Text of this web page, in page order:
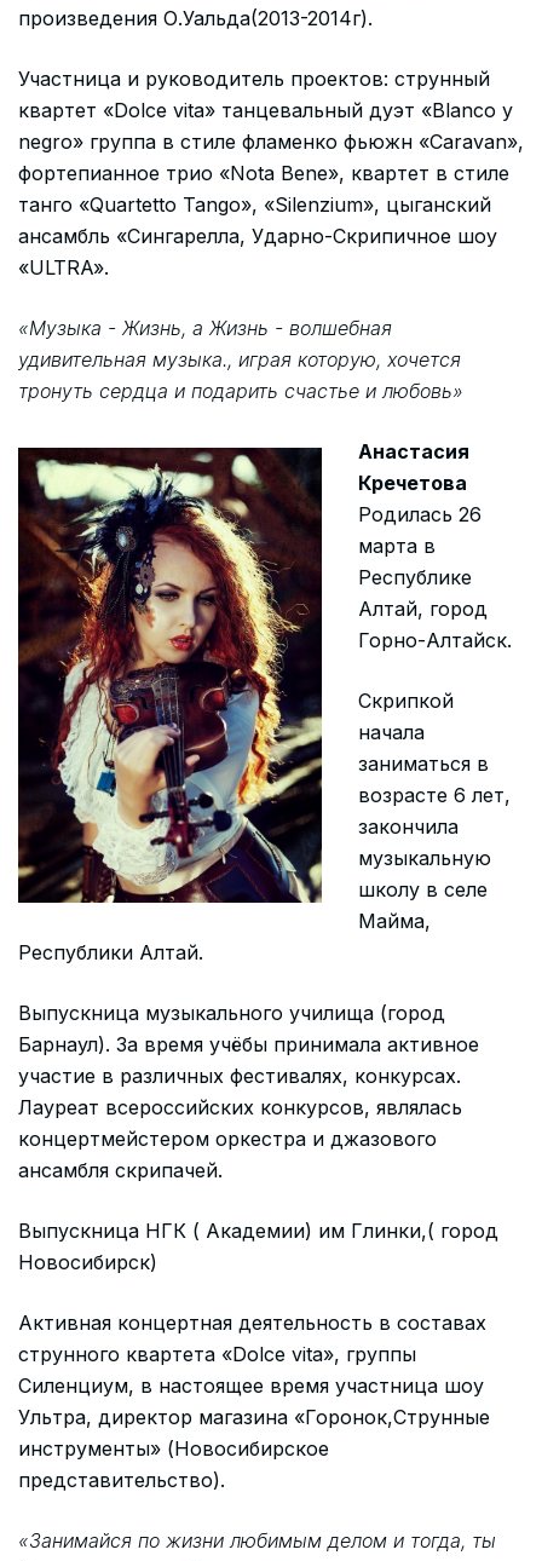
произведения О.Уальда(2013-2014г).
Участница и руководитель проектов: струнный
квартет «Dolce vita» танцевальный дуэт «Blanco y
negro» группа в стиле фламенко фьюжн «Caravan»,
фортепианное трио «Nota Bene», квартет в стиле
танго «Quartetto Tango», «Silenzium», цыганский
ансамбль «Сингарелла, Ударно-Скрипичное шоу
«ULTRA».
«Музыка - Жизнь, а Жизнь - волшебная
удивительная музыка., играя которую, хочется
тронуть сердца и подарить счастье и любовь»
Анастасия
Кречетова
Родилась 26
марта в
Республике
Алтай, город
Горно-Алтайск.
Скрипкой
начала
заниматься в
возрасте 6 лет,
закончила
музыкальную
школу в селе
Майма,
Республики Алтай.
Выпускница музыкального училища (город
Барнаул). За время учёбы принимала активное
участие в различных фестивалях, конкурсах.
Лауреат всероссийских конкурсов, являлась
концертмейстером оркестра и джазового
ансамбля скрипачей.
Выпускница НГК ( Академии) им Глинки,( город
Новосибирск)
Активная концертная деятельность в составах
струнного квартета «Dolce vita», группы
Силенциум, в настоящее время участница шоу
Ультра, директор магазина «Горонок,Струнные
инструменты» (Новосибирское
представительство).
«Занимайся по жизни любимым делом и тогда, ты